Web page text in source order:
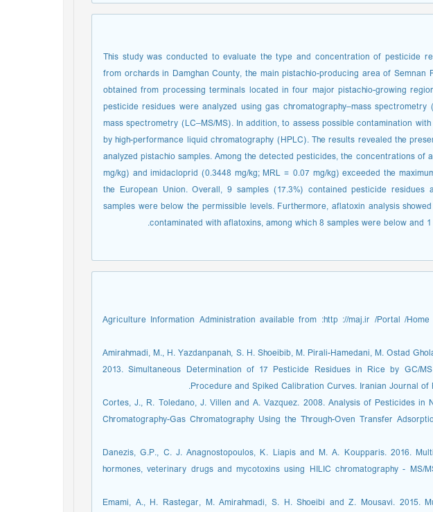
This study was conducted to evaluate the type and concentration of pesticide
from orchards in Damghan County, the main pistachio-producing area of Semnan
obtained from processing terminals located in four major pistachio-growing
pesticide residues were analyzed using gas chromatography–mass
mass spectrometry (LC–MS/MS). In addition, to assess possible contamination
by high-performance liquid chromatography (HPLC). The results revealed the
analyzed pistachio samples. Among the detected pesticides, the concentrations of
mg/kg) and imidacloprid (0.3448 mg/kg; MRL = 0.07 mg/kg) exceeded the
the European Union. Overall, 9 samples (17.3%) contained pesticide residues
samples were below the permissible levels. Furthermore, aflatoxin analysis
contaminated with aflatoxins, among which 8 samples were below and
Agriculture Information Administration available from :http ://maj.ir /Portal /
Amirahmadi, M., H. Yazdanpanah, S. H. Shoeibib, M. Pirali-Hamedani, M. Ostad
2013. Simultaneous Determination of 17 Pesticide Residues in Rice by GC/
Procedure and Spiked Calibration Curves. Iranian Journal of
Cortes, J., R. Toledano, J. Villen and A. Vazquez. 2008. Analysis of Pesticides in
Chromatography-Gas Chromatography Using the Through-Oven Transfer
Danezis, G.P., C. J. Anagnostopoulos, K. Liapis and M. A. Koupparis. 2016.
hormones, veterinary drugs and mycotoxins using HILIC chromatography - MS/
Emami, A., H. Rastegar, M. Amirahmadi, S. H. Shoeibi and Z. Mousavi. 2015.